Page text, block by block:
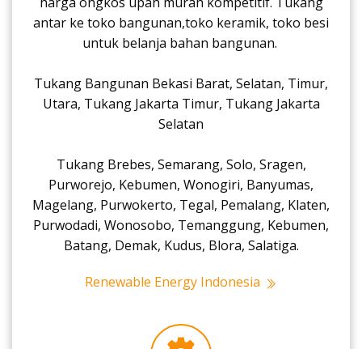
antar ke toko bangunan,toko keramik, toko besi
untuk belanja bahan bangunan.
Tukang Bangunan Bekasi Barat, Selatan, Timur,
Utara, Tukang Jakarta Timur, Tukang Jakarta
Selatan
Tukang Brebes, Semarang, Solo, Sragen,
Purworejo, Kebumen, Wonogiri, Banyumas,
Magelang, Purwokerto, Tegal, Pemalang, Klaten,
Purwodadi, Wonosobo, Temanggung, Kebumen,
Batang, Demak, Kudus, Blora, Salatiga.
Renewable Energy Indonesia